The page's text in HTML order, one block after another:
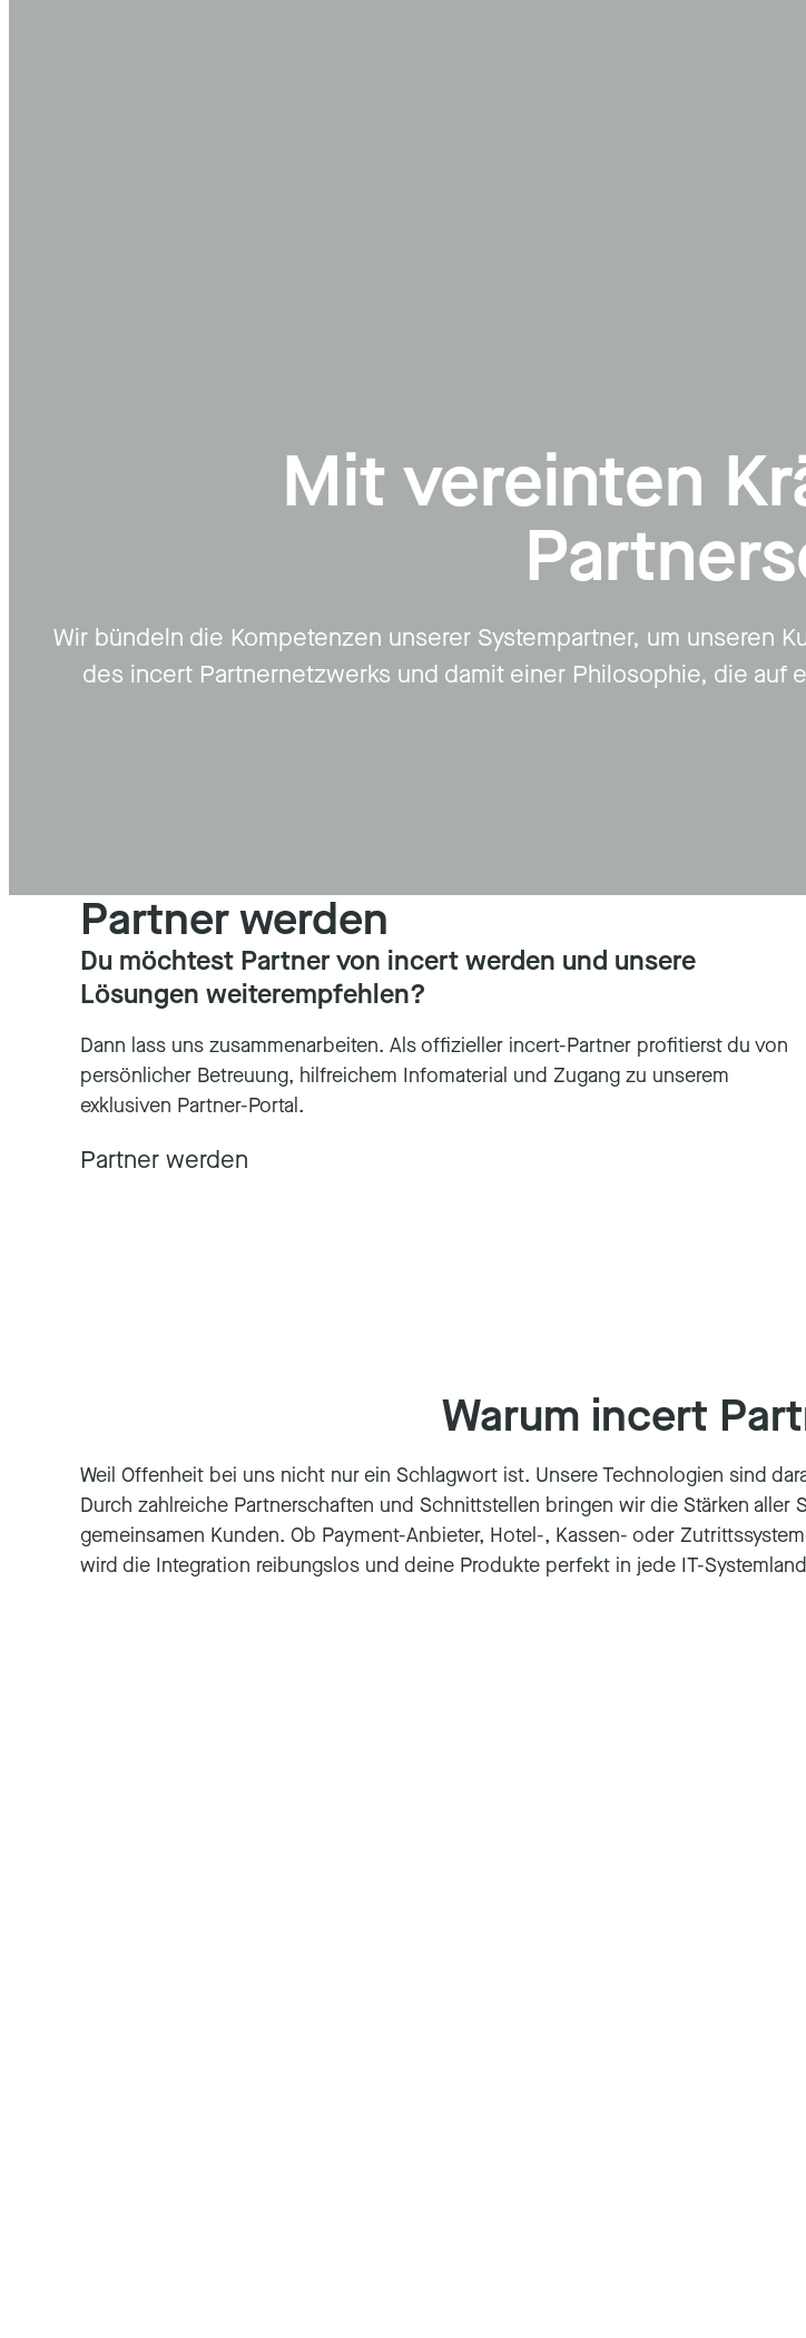
Mit vereinten
Wir bündeln die Kompetenzen unserer Systempartner, um unseren
des incert Partnernetzwerks und damit einer Philosophie, die
Partner werden
Du möchtest Partner von incert werden und unsere
Lösungen weiterempfehlen?
Dann lass uns zusammenarbeiten. Als offizieller incert-Partner profitierst du von
persönlicher Betreuung, hilfreichem Infomaterial und Zugang zu unserem
exklusiven Partner-Portal.
Partner werden
Warum incert
Weil Offenheit bei uns nicht nur ein Schlagwort ist. Unsere Technologien sind
Durch zahlreiche Partnerschaften und Schnittstellen bringen wir die Stärken
gemeinsamen Kunden. Ob Payment-Anbieter, Hotel-, Kassen- oder
wird die Integration reibungslos und deine Produkte perfekt in jede IT-